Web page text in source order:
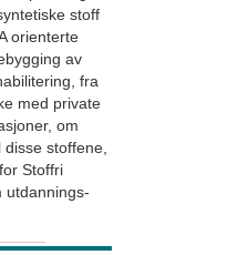
stoff
orienterte
av
fra
med private
om
stoffene,
Stoffri
utdannings-